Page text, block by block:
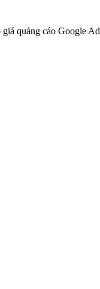
quảng cáo Google